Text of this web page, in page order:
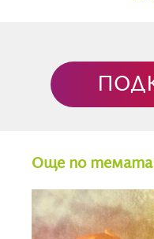
сияние, което
дойде нещо по-
задържим това,
буря въздухът е
животът ни има
Още по